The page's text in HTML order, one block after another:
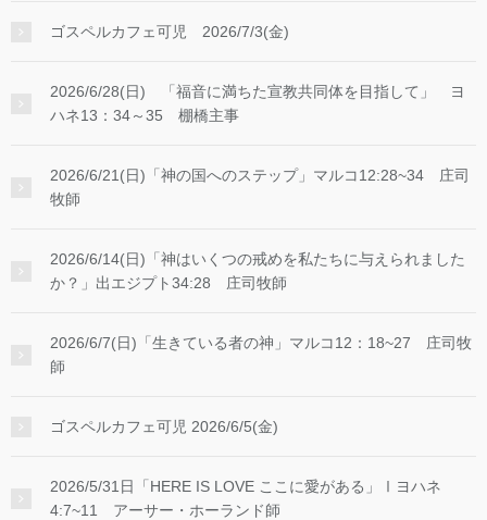
ゴスペルカフェ可児 2026/7/3(金)
2026/6/28(日) 「福音に満ちた宣教共同体を目指して」 ヨ
ハネ13：34～35 棚橋主事
2026/6/21(日)「神の国へのステップ」マルコ12:28~34 庄司
牧師
2026/6/14(日)「神はいくつの戒めを私たちに与えられました
か？」出エジプト34:28 庄司牧師
2026/6/7(日)「生きている者の神」マルコ12：18~27 庄司牧
師
ゴスペルカフェ可児 2026/6/5(金)
2026/5/31日「HERE IS LOVE ここに愛がある」Ⅰヨハネ
4:7~11 アーサー・ホーランド師